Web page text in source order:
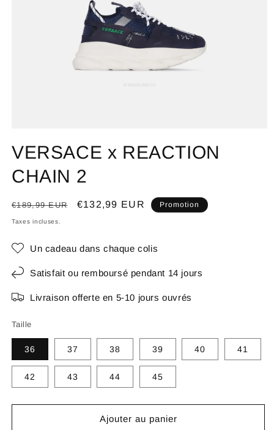
VERSACE x REACTION
CHAIN 2
Prix
habituel
€189,99 EUR
Prix
€132,99 EUR Promotion
Taxes incluses.
Un cadeau dans chaque colis
Satisfait ou remboursé pendant 14 jours
Livraison offerte en 5-10 jours ouvrés
Taille
36 37 38 39 40 41
42 43 44 45
Ajouter au panier